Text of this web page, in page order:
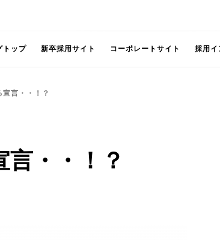
トップ 新卒採用サイト コーポレートサイト 採用イ
言・・！？
・・！？